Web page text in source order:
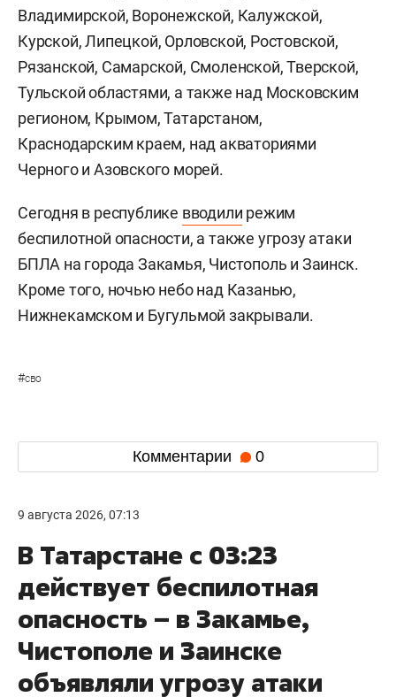
Владимирской, Воронежской, Калужской,
Курской, Липецкой, Орловской, Ростовской,
Рязанской, Самарской, Смоленской, Тверской,
Тульской областями, а также над Московским
регионом, Крымом, Татарстаном,
Краснодарским краем, над акваториями
Черного и Азовского морей.
Сегодня в республике вводили режим
беспилотной опасности, а также угрозу атаки
БПЛА на города Закамья, Чистополь и Заинск.
Кроме того, ночью небо над Казанью,
Нижнекамском и Бугульмой закрывали.
#сво
Комментарии 0
9 августа 2026, 07:13
В Татарстане с 03:23
действует беспилотная
опасность – в Закамье,
Чистополе и Заинске
объявляли угрозу атаки